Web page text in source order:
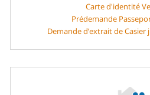
Carte d'identité
Prédemande
Demande d’extrait de